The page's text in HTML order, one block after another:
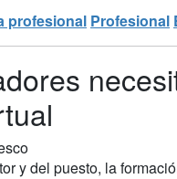
profesional Profesional
y del puesto, la